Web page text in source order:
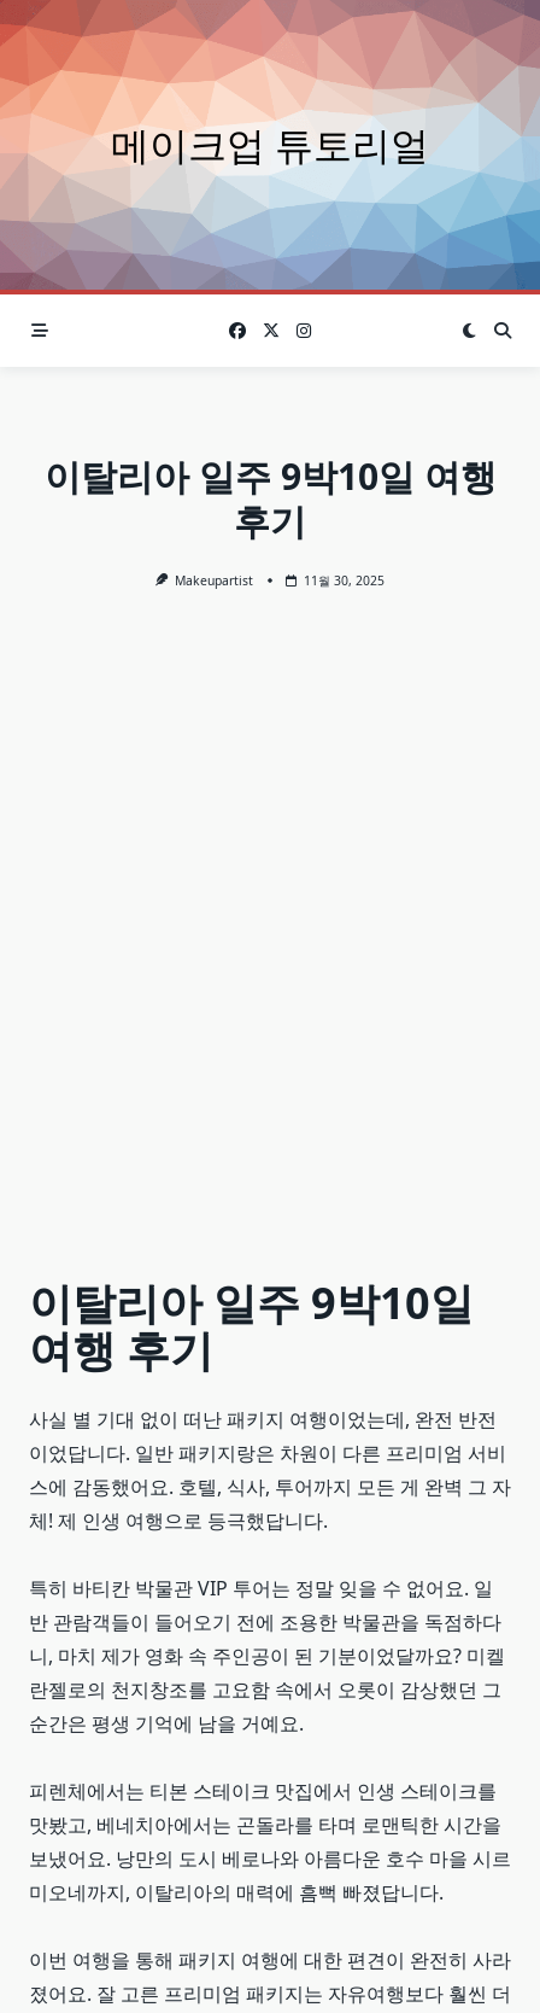
Skip
to
content
메이크업 튜토리얼
이탈리아 일주 9박10일 여행
후기
Makeupartist 11월 30, 2025
이탈리아 일주 9박10일
여행 후기
사실 별 기대 없이 떠난 패키지 여행이었는데, 완전 반전
이었답니다. 일반 패키지랑은 차원이 다른 프리미엄 서비
스에 감동했어요. 호텔, 식사, 투어까지 모든 게 완벽 그 자
체! 제 인생 여행으로 등극했답니다.
특히 바티칸 박물관 VIP 투어는 정말 잊을 수 없어요. 일
반 관람객들이 들어오기 전에 조용한 박물관을 독점하다
니, 마치 제가 영화 속 주인공이 된 기분이었달까요? 미켈
란젤로의 천지창조를 고요함 속에서 오롯이 감상했던 그
순간은 평생 기억에 남을 거예요.
피렌체에서는 티본 스테이크 맛집에서 인생 스테이크를
맛봤고, 베네치아에서는 곤돌라를 타며 로맨틱한 시간을
보냈어요. 낭만의 도시 베로나와 아름다운 호수 마을 시르
미오네까지, 이탈리아의 매력에 흠뻑 빠졌답니다.
이번 여행을 통해 패키지 여행에 대한 편견이 완전히 사라
졌어요. 잘 고른 프리미엄 패키지는 자유여행보다 훨씬 더